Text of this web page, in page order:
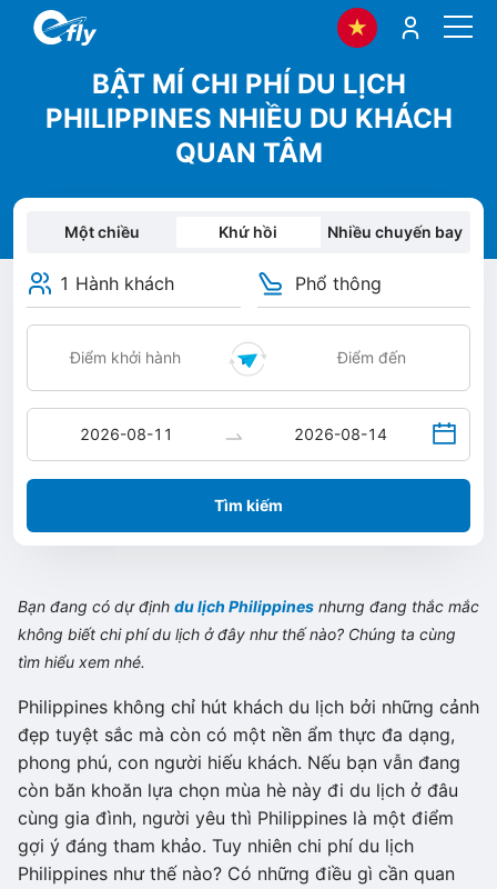
BẬT MÍ CHI PHÍ DU LỊCH
PHILIPPINES NHIỀU DU KHÁCH
QUAN TÂM
Một chiều Khứ hồi Nhiều chuyến bay
1 Hành khách Phổ thông
Tìm kiếm
Bạn đang có dự định du lịch Philippines nhưng đang thắc mắc
không biết chi phí du lịch ở đây như thế nào? Chúng ta cùng
tìm hiểu xem nhé.
Philippines không chỉ hút khách du lịch bởi những cảnh
đẹp tuyệt sắc mà còn có một nền ẩm thực đa dạng,
phong phú, con người hiếu khách. Nếu bạn vẫn đang
còn băn khoăn lựa chọn mùa hè này đi du lịch ở đâu
cùng gia đình, người yêu thì Philippines là một điểm
gợi ý đáng tham khảo. Tuy nhiên chi phí du lịch
Philippines như thế nào? Có những điều gì cần quan